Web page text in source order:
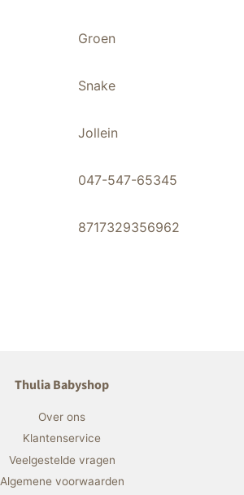
Groen
Snake
Jollein
047-547-65345
8717329356962
Thulia Babyshop
Over ons
Klantenservice
Veelgestelde vragen
Algemene voorwaarden